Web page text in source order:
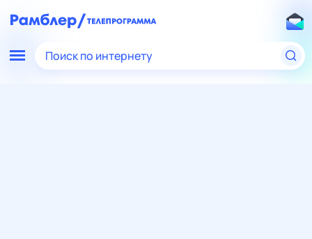
Поиск по интернету